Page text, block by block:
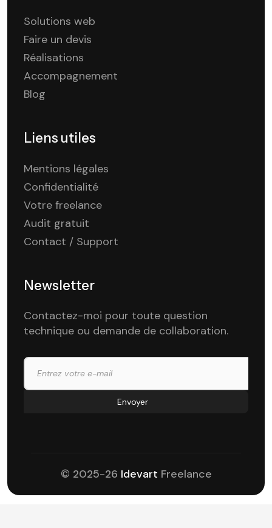
Solutions web
Faire un devis
Réalisations
Accompagnement
Blog
Liens utiles
Mentions légales
Confidentialité
Votre freelance
Audit gratuit
Contact / Support
Newsletter
Contactez-moi pour toute question
technique ou demande de collaboration.
© 2025-26 Idevart Freelance